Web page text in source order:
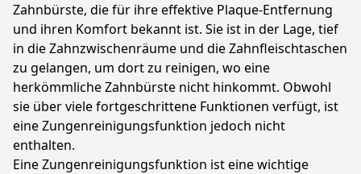
Zahnbürste, die für ihre effektive Plaque-Entfernung
und ihren Komfort bekannt ist. Sie ist in der Lage, tief
in die Zahnzwischenräume und die Zahnfleischtaschen
zu gelangen, um dort zu reinigen, wo eine
herkömmliche Zahnbürste nicht hinkommt. Obwohl
sie über viele fortgeschrittene Funktionen verfügt, ist
eine Zungenreinigungsfunktion jedoch nicht
enthalten.
Eine Zungenreinigungsfunktion ist eine wichtige